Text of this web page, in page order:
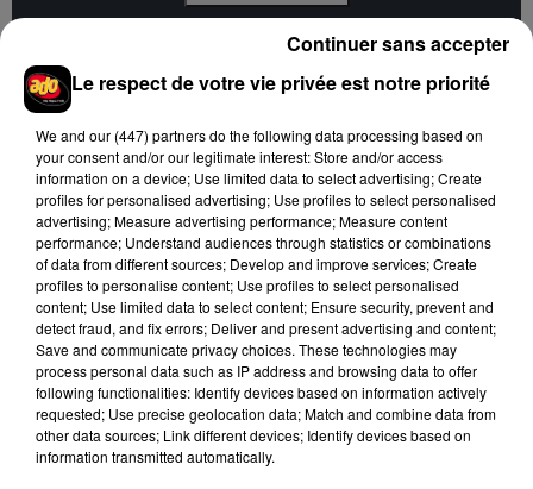
7 août 2026
Brent Faiyaz a le cœur brisé dans son
nouveau clip
7 août 2026
Rihanna de retour en studio ? A$AP
Rocky relance l'espoir des fans
Le respect de votre vie privée est notre priorité
We and our (447) partnersdo the following data processing based on
your consent and/or our legitimate interest: Store and/or access
information on a device; Use limited data to select advertising; Create
profiles for personalised advertising; Use profiles to select personalised
advertising; Measure advertising performance; Measure content
performance; Understand audiences through statistics or combinations
of data from different sources; Develop and improve services; Create
profiles to personalise content; Use profiles to select personalised
content; Use limited data to select content; Ensure security, prevent and
detect fraud, and fix errors; Deliver and present advertising and content;
Save and communicate privacy choices. These technologies may
process personal data such as IP address and browsing data to offer
following functionalities: Identify devices based on information actively
requested; Use precise geolocation data; Match and combine data from
other data sources; Link different devices; Identify devices based on
information transmitted automatically.
Continuer sans accepter